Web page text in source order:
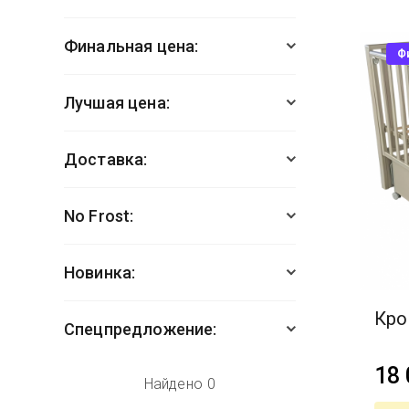
Финальная цена:
Лучшая цена:
Доставка:
No Frost:
Новинка:
Спецпредложение:
Найдено 0 18